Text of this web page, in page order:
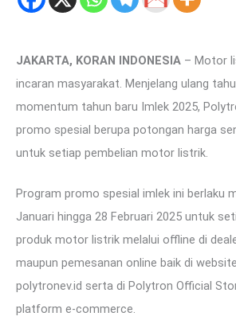
JAKARTA, KORAN INDONESIA – Motor
incaran masyarakat. Menjelang ulang
momentum tahun baru Imlek 2025,
promo spesial berupa potongan harga
untuk setiap pembelian motor listrik.
Program promo spesial imlek ini berlaku
Januari hingga 28 Februari 2025 untuk
produk motor listrik melalui offline di
maupun pemesanan online baik di
polytronev.id serta di Polytron Official
platform e-commerce.